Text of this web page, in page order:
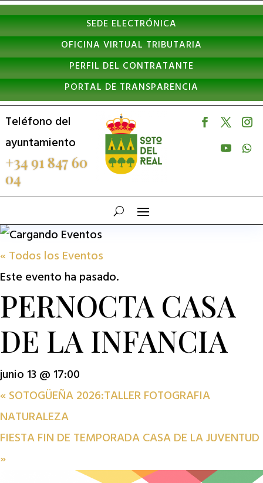
Nota:
este
sitio
web
incluye
un
sistema
de
accesibilidad.
SEDE ELECTRÓNICA
OFICINA VIRTUAL TRIBUTARIA
PERFIL DEL CONTRATANTE
PORTAL DE TRANSPARENCIA
Teléfono del
ayuntamiento
+34 91 847 60
04
« Todos los Eventos
Este evento ha pasado.
PERNOCTA CASA
DE LA INFANCIA
junio 13 @ 17:00
«SOTOGÜEÑA 2026:TALLER FOTOGRAFIA
NATURALEZA
FIESTA FIN DE TEMPORADA CASA DE LA JUVENTUD
»